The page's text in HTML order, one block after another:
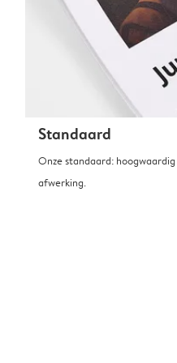
Standaard
Onze standaard:
afwerking.